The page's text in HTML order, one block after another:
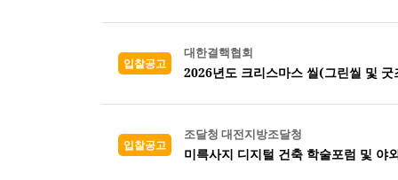
입찰공고
대한결핵협회
2026년도 크리스마스 씰(그린씰 및
입찰공고
조달청 대전지방조달청
미륵사지 디지털 건축 학술포럼 및 야